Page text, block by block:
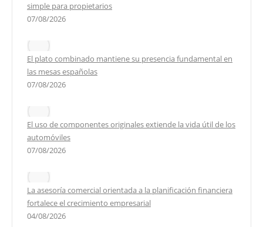
simple para propietarios
07/08/2026
El plato combinado mantiene su presencia fundamental en
las mesas españolas
07/08/2026
El uso de componentes originales extiende la vida útil de los
automóviles
07/08/2026
La asesoría comercial orientada a la planificación financiera
fortalece el crecimiento empresarial
04/08/2026